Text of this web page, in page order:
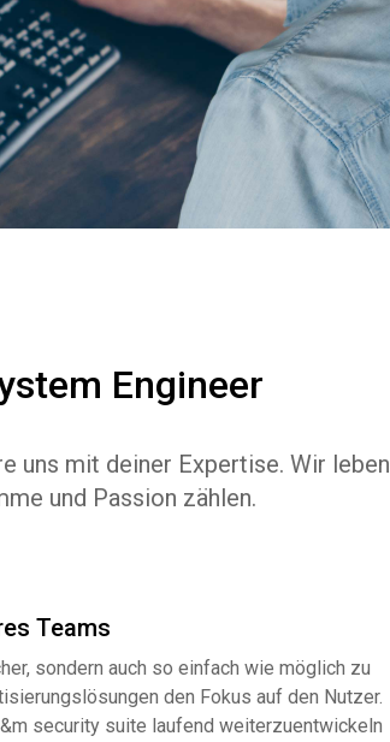
Engineer
uns mit deiner Expertise. Wir leben
und Passion zählen.
Teams
sondern auch so einfach wie möglich zu
den Fokus auf den Nutzer.
security suite laufend weiterzuentwickeln